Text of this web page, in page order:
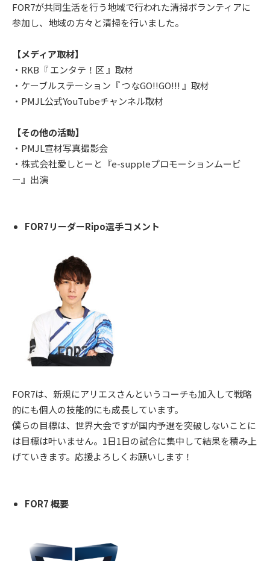
FOR7が共同生活を行う地域で行われた清掃ボランティアに
参加し、地域の方々と清掃を行いました。
【メディア取材】
・RKB『 エンタテ！区 』取材
・ケーブルステーション『 つなGO!!GO!!! 』取材
・PMJL公式YouTubeチャンネル取材
【その他の活動】
・PMJL宣材写真撮影会
・株式会社愛しとーと『e-suppleプロモーションムービ
ー』出演
FOR7リーダーRipo選手コメント
FOR7は、新規にアリエスさんというコーチも加入して戦略
的にも個人の技能的にも成長しています。
僕らの目標は、世界大会ですが国内予選を突破しないことに
は目標は叶いません。1日1日の試合に集中して結果を積み上
げていきます。応援よろしくお願いします！
FOR7 概要